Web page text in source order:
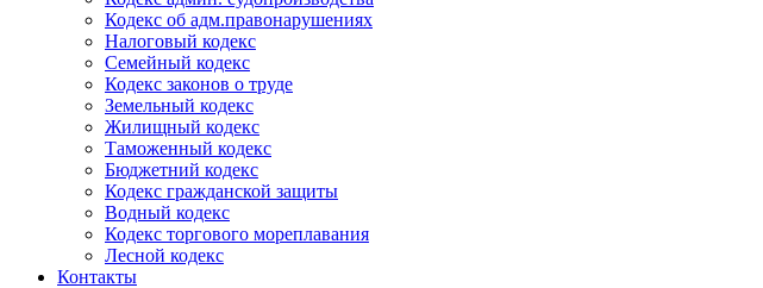
Кодекс об адм.правонарушениях
Налоговый кодекс
Семейный кодекс
Кодекс законов о труде
Земельный кодекс
Жилищный кодекс
Таможенный кодекс
Бюджетний кодекс
Кодекс гражданской защиты
Водный кодекс
Кодекс торгового мореплавания
Лесной кодекс
Контакты